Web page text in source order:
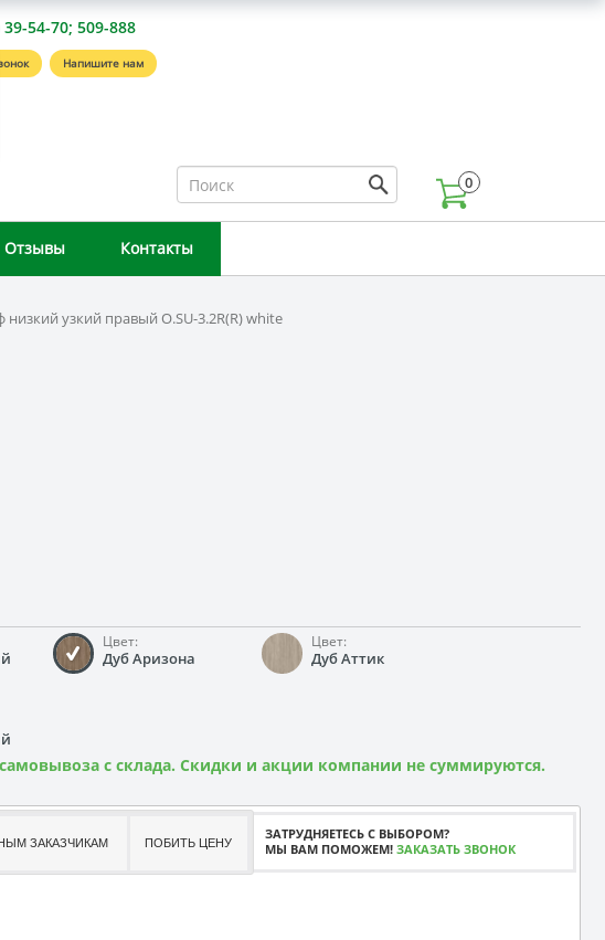
39-54-70; 509-888
Напишите нам
0
Отзывы Контакты
узкий правый O.SU-3.2R(R) white
Цвет:
Дуб Аризона
Цвет:
Дуб Аттик
с склада. Скидки и акции компании не суммируются.
ЗАКАЗЧИКАМ ПОБИТЬ ЦЕНУ
ЗАТРУДНЯЕТЕСЬ С ВЫБОРОМ?
МЫ ВАМ ПОМОЖЕМ! ЗАКАЗАТЬ ЗВОНОК